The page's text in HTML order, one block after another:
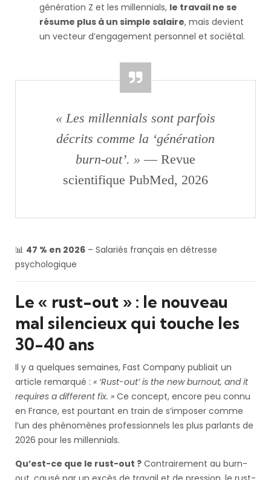
génération Z et les millennials, le travail ne se
résume plus à un simple salaire, mais devient
un vecteur d’engagement personnel et sociétal.
« Les millennials sont parfois
décrits comme la ‘génération
burn-out’. » — Revue
scientifique PubMed, 2026
📊 47 % en 2026 – Salariés français en détresse
psychologique
Le « rust-out » : le nouveau
mal silencieux qui touche les
30-40 ans
Il y a quelques semaines, Fast Company publiait un
article remarqué : « ‘Rust-out’ is the new burnout, and it
requires a different fix. » Ce concept, encore peu connu
en France, est pourtant en train de s’imposer comme
l’un des phénomènes professionnels les plus parlants de
2026 pour les millennials.
Qu’est-ce que le rust-out ? Contrairement au burn-